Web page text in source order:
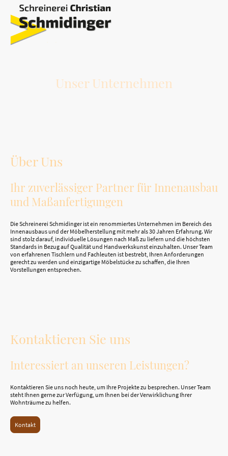
Unser Unternehmen
Über Uns
Ihr zuverlässiger Partner für Innenausbau
und Maßanfertigungen
Die Schreinerei Schmidinger ist ein renommiertes Unternehmen im Bereich des
Innenausbaus und der Möbelherstellung mit mehr als 30 Jahren Erfahrung. Wir
sind stolz darauf, individuelle Lösungen nach Maß zu liefern und die höchsten
Standards in Bezug auf Qualität und Handwerkskunst einzuhalten. Unser Team
von erfahrenen Tischlern und Fachleuten ist bestrebt, Ihren Anforderungen
gerecht zu werden und einzigartige Möbelstücke zu schaffen, die Ihren
Vorstellungen entsprechen.
Kontaktieren Sie uns
Interessiert an unseren Leistungen?
Kontaktieren Sie uns noch heute, um Ihre Projekte zu besprechen. Unser Team
steht Ihnen gerne zur Verfügung, um Ihnen bei der Verwirklichung Ihrer
Wohnträume zu helfen.
Kontakt